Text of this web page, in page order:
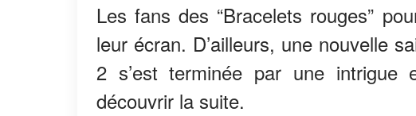
Les fans des “Bracelets rouges”
leur écran. D’ailleurs, une nouvelle
2 s’est terminée par une
découvrir la suite.